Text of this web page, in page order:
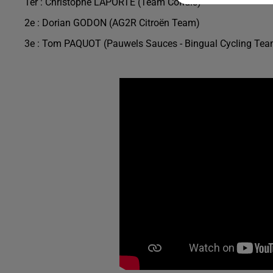
2e : Dorian GODON (AG2R Citroën Team)
3e : Tom PAQUOT (Pauwels Sauces - Bingual Cycling